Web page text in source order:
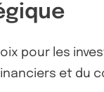
pour les
et du